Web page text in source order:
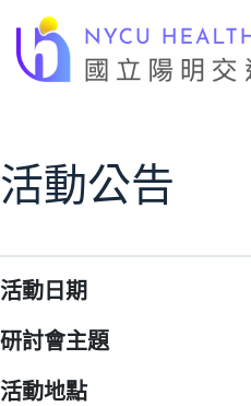
主
活動公告
活動日期
研討會主題
活動地點